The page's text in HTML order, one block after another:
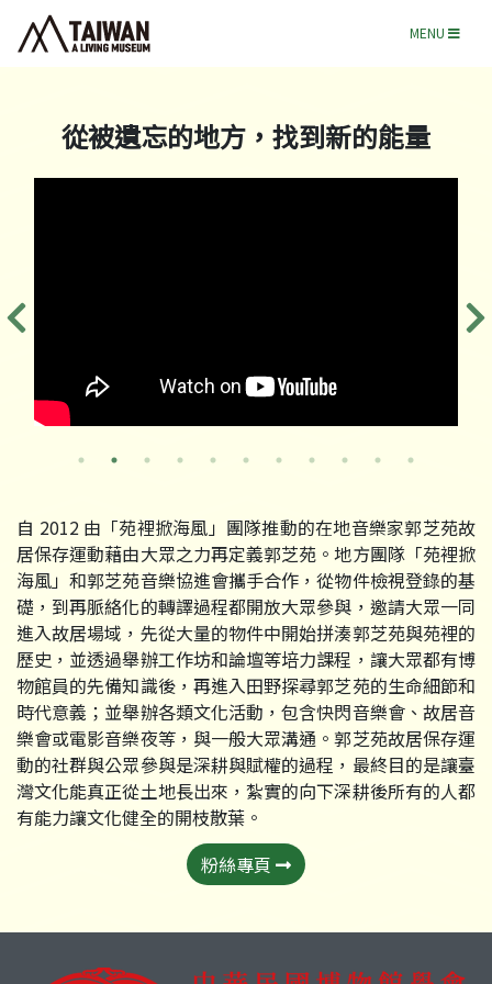
MENU
從被遺忘的地方，找到新的能量
自 2012 由「苑裡掀海風」團隊推動的在地音樂家郭芝苑故
居保存運動藉由大眾之力再定義郭芝苑。地方團隊「苑裡掀
海風」和郭芝苑音樂協進會攜手合作，從物件檢視登錄的基
礎，到再脈絡化的轉譯過程都開放大眾參與，邀請大眾一同
進入故居場域，先從大量的物件中開始拼湊郭芝苑與苑裡的
歷史，並透過舉辦工作坊和論壇等培力課程，讓大眾都有博
物館員的先備知識後，再進入田野探尋郭芝苑的生命細節和
時代意義；並舉辦各類文化活動，包含快閃音樂會、故居音
樂會或電影音樂夜等，與一般大眾溝通。郭芝苑故居保存運
動的社群與公眾參與是深耕與賦權的過程，最終目的是讓臺
灣文化能真正從土地長出來，紮實的向下深耕後所有的人都
有能力讓文化健全的開枝散葉。
粉絲專頁